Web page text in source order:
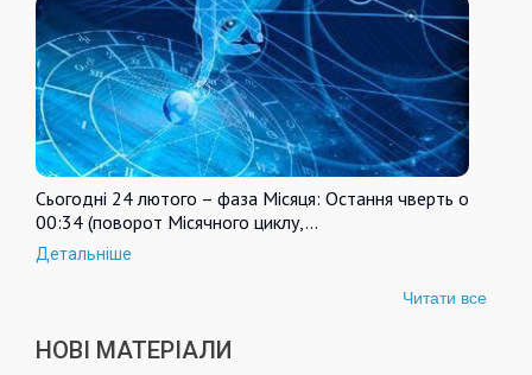
Сьогодні 24 лютого – фаза Місяця: Остання чверть о
00:34 (поворот Місячного циклу,…
Детальніше
Читати все
НОВІ МАТЕРІАЛИ